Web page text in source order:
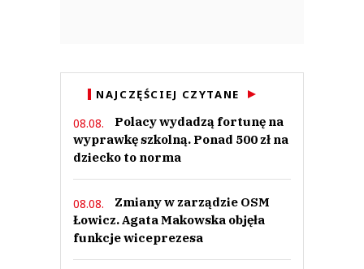
NAJCZĘŚCIEJ CZYTANE
08.08.
Polacy wydadzą fortunę na
wyprawkę szkolną. Ponad 500 zł na
dziecko to norma
08.08.
Zmiany w zarządzie OSM
Łowicz. Agata Makowska objęła
funkcje wiceprezesa